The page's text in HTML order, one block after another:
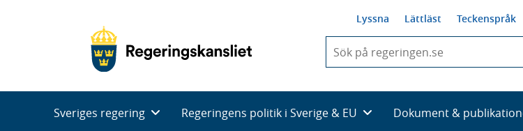
Lyssna Lättläst Teckenspråk
du
skriva
framträder
Sveriges regering Regeringens politik i Sverige & EU Dokument &